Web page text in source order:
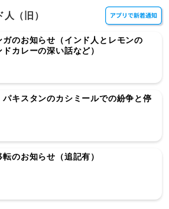
（旧）
ガのお知らせ（インド人とレモンの
カレーの深い話など）
パキスタンのカシミールでの紛争と停
のお知らせ（追記有）